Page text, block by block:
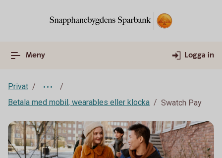
Meny Logga in
Privat
Betala med mobil, wearables eller klocka
Swatch Pay